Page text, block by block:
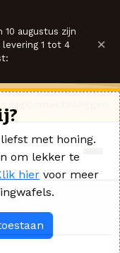
10 augustus zijn
levering 1 tot 4
×
met honing.
om lekker te
hier voor meer